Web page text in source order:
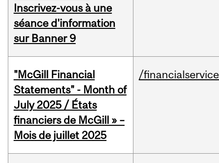
Inscrivez-vous à une
séance d'information
sur Banner 9
"McGill Financial
Statements" - Month of
July 2025 / États
financiers de McGill » –
Mois de juillet 2025
/